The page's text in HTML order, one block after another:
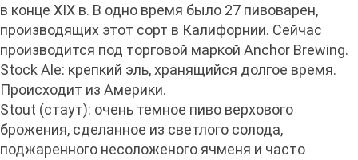
в конце XIX в. В одно время было 27 пивоварен,
производящих этот сорт в Калифорнии. Сейчас
производится под торговой маркой Anchor Brewing.
Stock Ale: крепкий эль, хранящийся долгое время.
Происходит из Америки.
Stout (стаут): очень темное пиво верхового
брожения, сделанное из светлого солода,
поджаренного несоложеного ячменя и часто